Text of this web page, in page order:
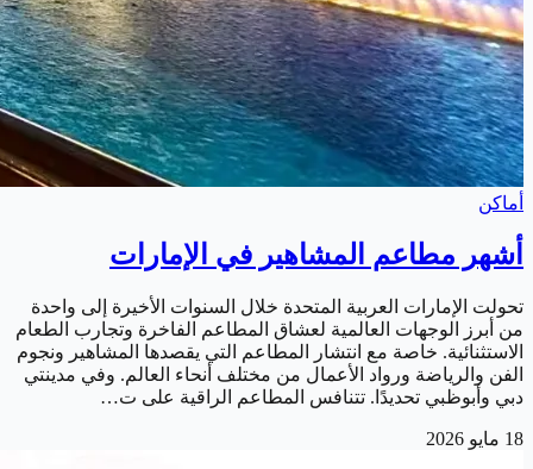
أماكن
أشهر مطاعم المشاهير في الإمارات
تحولت الإمارات العربية المتحدة خلال السنوات الأخيرة إلى واحدة
من أبرز الوجهات العالمية لعشاق المطاعم الفاخرة وتجارب الطعام
الاستثنائية. خاصة مع انتشار المطاعم التي يقصدها المشاهير ونجوم
الفن والرياضة ورواد الأعمال من مختلف أنحاء العالم. وفي مدينتي
دبي وأبوظبي تحديدًا. تتنافس المطاعم الراقية على ت…
18 مايو 2026